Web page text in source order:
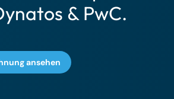
& PwC.
ansehen